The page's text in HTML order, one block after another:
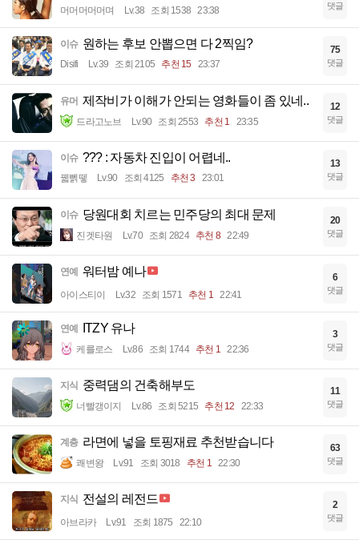
머머머머머며 Lv.38 조회 1538 23:38 댓글
이슈 원하는 후보 안뽑으면 다 2찍임?
Disifi Lv.39 조회 2105 추천 15 23:37
75
댓글
유머 제작비가 이해가 안되는 영화들이 좀 있네..
드라고노브 Lv.90 조회 2553 추천 1 23:35
12
댓글
이슈 ??? : 자동차 진입이 어렵네..
꿻뻵뗗 Lv.90 조회 4125 추천 3 23:01
13
댓글
이슈 당원대회 치르는 민주당의 최대 문제
진겟타원 Lv.70 조회 2824 추천 8 22:49
20
댓글
연예 워터밤 예나
아이스티이 Lv.32 조회 1571 추천 1 22:41
6
댓글
연예 ITZY 유나
케를로스 Lv.86 조회 1744 추천 1 22:36
3
댓글
지식 중력댐의 건축해부도
너빨갱이지 Lv.86 조회 5215 추천 12 22:33
11
댓글
계층 라면에 넣을 토핑재료 추천받습니다
쾌변왕 Lv.91 조회 3018 추천 1 22:30
63
댓글
지식 전설의 레전드
아브라카 Lv.91 조회 1875 22:10
2
댓글